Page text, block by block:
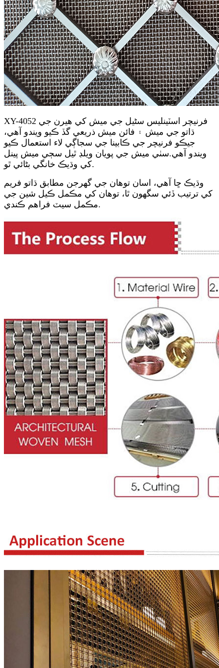
XY-4052 فرنيچر اسٽينلیس سٹیل جي ميش کي هيرن جي
ڌاتو جي ميش ۽ فائن ميش ذريعي گڏ ڪيو ويندو آهي،
جيڪو فرنيچر جي ڪابينا جي سجاڳي لاء استعمال ڪيو
ويندو آهي.سٺي ميش جي پويان ويلڊ ٿيل سڄي ميش پينل
کي وڌيڪ خانگي بڻائي ٿو.
وڌيڪ ڇا آهي، اسان توهان جي گهرجن مطابق ڌاتو فريم
کي ترتيب ڏئي سگهون ٿا، توهان کي مڪمل ڪيل شين جي
مڪمل سيٽ فراهم ڪندي.